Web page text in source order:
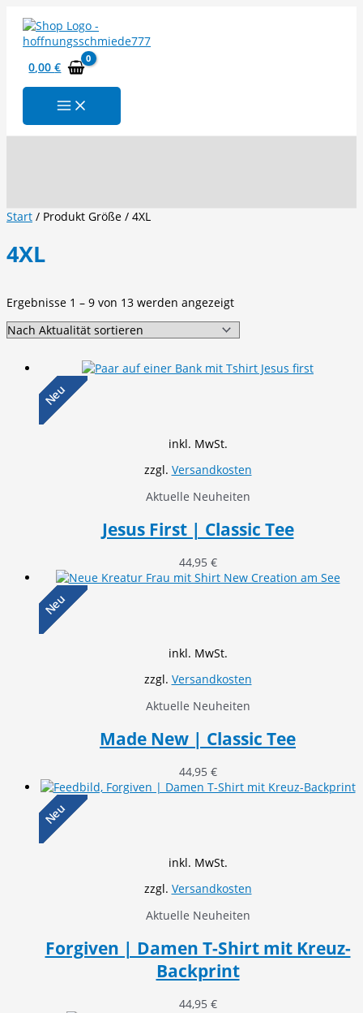
Inhalt
springen
0,00€
Start / Produkt Größe / 4XL
4XL
Ergebnisse 1 – 9 von 13 werden angezeigtNach
Neu
inkl. MwSt.
zzgl. Versandkosten
Aktuelle Neuheiten
Jesus First | Classic Tee
44,95 €
Neu
inkl. MwSt.
zzgl. Versandkosten
Aktuelle Neuheiten
Made New | Classic Tee
44,95 €
Neu
inkl. MwSt.
zzgl. Versandkosten
Aktuelle Neuheiten
Forgiven | Damen T-Shirt mit Kreuz-
Backprint
44,95 €